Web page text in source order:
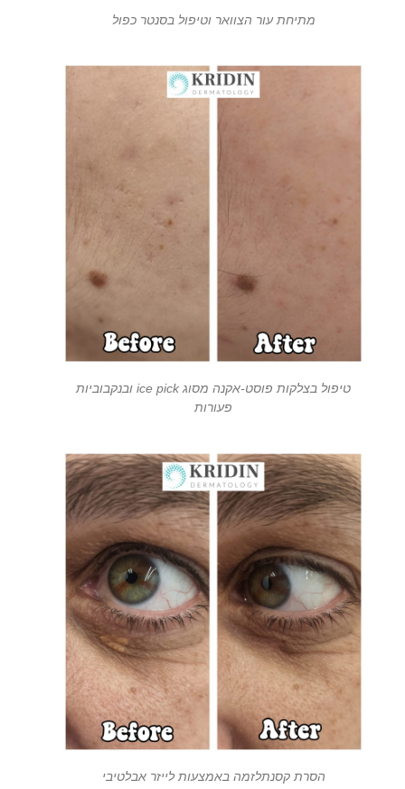
מתיחת עור הצוואר וטיפול בסנטר כפול
טיפול בצלקות פוסט-אקנה מסוג ice pick ובנקבוביות
פעורות
הסרת קסנתלזמה באמצעות לייזר אבלטיבי